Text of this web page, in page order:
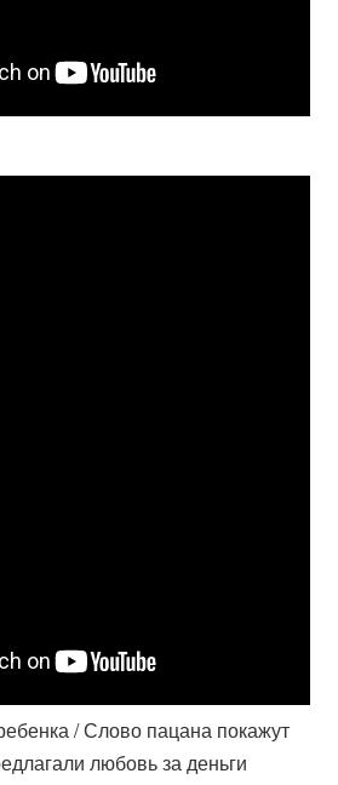
/ Слово пацана покажут
любовь за деньги